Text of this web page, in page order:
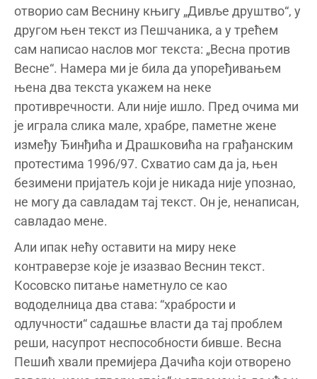
отворио сам Веснину књигу „Дивље друштво“, у
другом њен текст из Пешчаника, а у трећем
сам написао наслов мог текста: „Весна против
Весне“. Намера ми је била да упоређивањем
њена два текста укажем на неке
противречности. Али није ишло. Пред очима ми
је играла слика мале, храбре, паметне жене
између Ђинђића и Драшковића на грађанским
протестима 1996/97. Схватио сам да ја, њен
безимени пријатељ који је никада није упознао,
не могу да савладам тај текст. Он је, ненаписан,
савладао мене.
Али ипак нећу оставити на миру неке
контраверзе које је изазвао Веснин текст.
Косовско питање наметнуло се као
вододелница два става: “храбрости и
одлучности“ садашње власти да тај проблем
реши, насупрот неспособности бивше. Весна
Пешић хвали премијера Дачића који отворено